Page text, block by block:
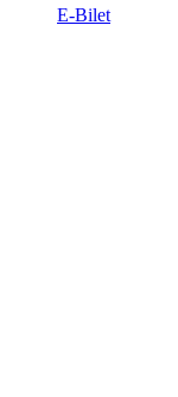
E-Bilet